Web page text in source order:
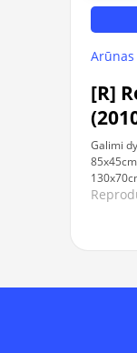
Arūnas
[R]
Galimi